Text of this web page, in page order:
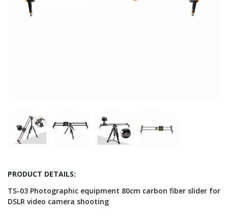
PRODUCT DETAILS:
TS-03 Photographic equipment 80cm carbon fiber slider for
DSLR video camera shooting